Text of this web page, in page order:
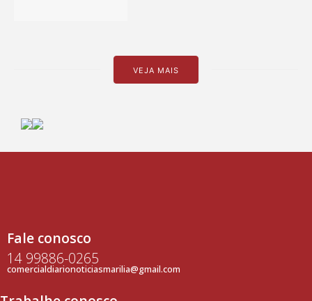
VEJA MAIS
Fale conosco
14 99886-0265
comercialdiarionoticiasmarilia@gmail.com